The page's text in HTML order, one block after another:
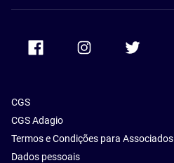
CGS
CGS Adagio
Termos e Condições para Associados
Dados pessoais